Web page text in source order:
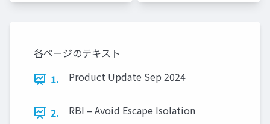
各ページのテキスト
1.
Product Update Sep 2024
2. RBI – Avoid Escape Isolation